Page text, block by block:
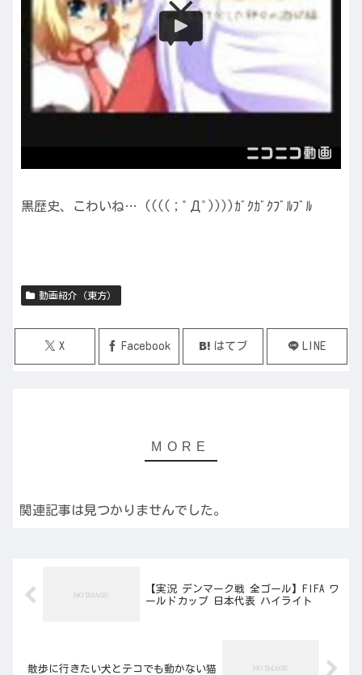
黒歴史、こわいね… ((((；ﾟДﾟ))))ｶﾞｸｶﾞｸﾌﾞﾙﾌﾞﾙ
動画紹介（東方）
X Facebook はてブ LINE
関連記事は見つかりませんでした。
【実況 デンマーク戦 全ゴール】FIFA ワ
ールドカップ 日本代表 ハイライト
散歩に行きたい犬とテコでも動かない猫